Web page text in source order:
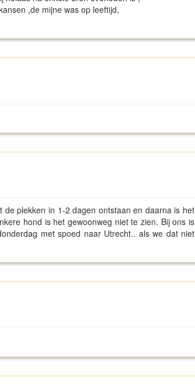
,de mijne was op leeftijd,
plekken in 1-2 dagen ontstaan en daarna is het
hond is het gewoonweg niet te zien. Bij ons is
met spoed naar Utrecht.. als we dat niet